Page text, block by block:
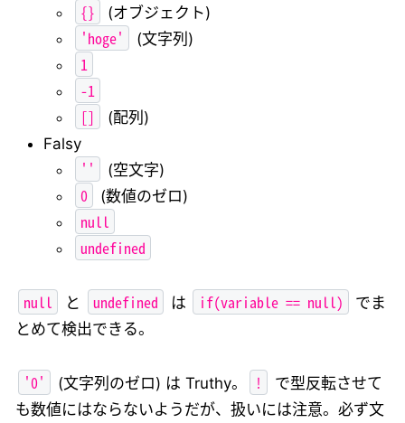
{} (オブジェクト)
'hoge' (文字列)
1
-1
[]
(配列)
Falsy
'' (空文字)
0 (数値のゼロ)
null
undefined
null と undefined は if(variable == null)
でま
とめて検出できる。
'0' (文字列のゼロ) は Truthy。 !
で型反転させて
も数値にはならないようだが、扱いには注意。必ず文